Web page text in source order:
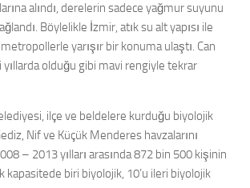
alındı, derelerin sadece yağmur suyunu
Böylelikle İzmir, atık su alt yapısı ile
yarışır bir konuma ulaştı. Can
olduğu gibi mavi rengiyle tekrar
ilçe ve beldelere kurduğu biyolojik
Nif ve Küçük Menderes havzalarını
– 2013 yılları arasında 872 bin 500 kişinin
kapasitede biri biyolojik, 10’u ileri biyolojik